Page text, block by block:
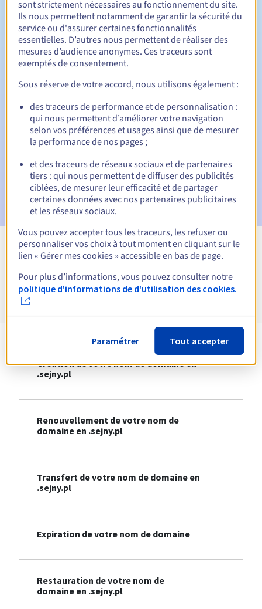
Période de rédemption
Notifications automatiques :
Emails d'avertissement :60, 30, 15, 7 et 3 jours avant la
date d'échéance
E-mail le jour de l'expirationpour notification de la
E-mail après la Redemption Grace Periodpour
notification de la suppression du nom de domaine
Voir toutes les extensions
Informations sur le .sejny.pl
Création de votre nom de domaine en
.sejny.pl
Renouvellement de votre nom de
domaine en .sejny.pl
Transfert de votre nom de domaine en
.sejny.pl
Expiration de votre nom de domaine
Restauration de votre nom de
domaine en .sejny.pl
sont strictement nécessaires au fonctionnement du site.
Ils nous permettent notamment de garantir la sécurité du
service ou d'assurer certaines fonctionnalités
essentielles. D’autres nous permettent de réaliser des
mesures d’audience anonymes. Ces traceurs sont
exemptés de consentement.
Sous réserve de votre accord, nous utilisons également :
des traceurs de performance et de personnalisation :
qui nous permettent d’améliorer votre navigation
selon vos préférences et usages ainsi que de mesurer
la performance de nos pages ;
et des traceurs de réseaux sociaux et de partenaires
tiers : qui nous permettent de diffuser des publicités
ciblées, de mesurer leur efficacité et de partager
certaines données avec nos partenaires publicitaires
et les réseaux sociaux.
Vous pouvez accepter tous les traceurs, les refuser ou
personnaliser vos choix à tout moment en cliquant sur le
lien « Gérer mes cookies » accessible en bas de page.
Pour plus d’informations, vous pouvez consulter notre
politique d'informations de d'utilisation des cookies.
Paramétrer Tout accepter